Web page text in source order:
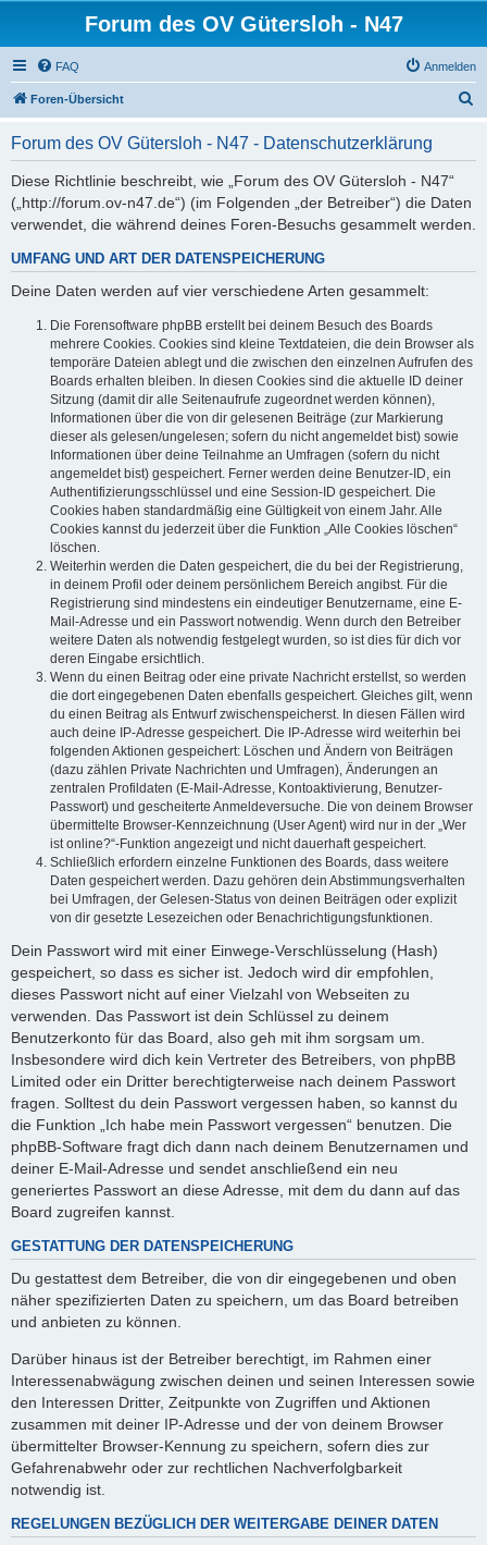
Forum des OV Gütersloh - N47
FAQ Anmelden
Foren-Übersicht
Forum des OV Gütersloh - N47 - Datenschutzerklärung
Diese Richtlinie beschreibt, wie „Forum des OV Gütersloh - N47“
(„http://forum.ov-n47.de“) (im Folgenden „der Betreiber“) die Daten
verwendet, die während deines Foren-Besuchs gesammelt werden.
UMFANG UND ART DER DATENSPEICHERUNG
Deine Daten werden auf vier verschiedene Arten gesammelt:
Die Forensoftware phpBB erstellt bei deinem Besuch des Boards
mehrere Cookies. Cookies sind kleine Textdateien, die dein Browser als
temporäre Dateien ablegt und die zwischen den einzelnen Aufrufen des
Boards erhalten bleiben. In diesen Cookies sind die aktuelle ID deiner
Sitzung (damit dir alle Seitenaufrufe zugeordnet werden können),
Informationen über die von dir gelesenen Beiträge (zur Markierung
dieser als gelesen/ungelesen; sofern du nicht angemeldet bist) sowie
Informationen über deine Teilnahme an Umfragen (sofern du nicht
angemeldet bist) gespeichert. Ferner werden deine Benutzer-ID, ein
Authentifizierungsschlüssel und eine Session-ID gespeichert. Die
Cookies haben standardmäßig eine Gültigkeit von einem Jahr. Alle
Cookies kannst du jederzeit über die Funktion „Alle Cookies löschen“
löschen.
Weiterhin werden die Daten gespeichert, die du bei der Registrierung,
in deinem Profil oder deinem persönlichem Bereich angibst. Für die
Registrierung sind mindestens ein eindeutiger Benutzername, eine E-
Mail-Adresse und ein Passwort notwendig. Wenn durch den Betreiber
weitere Daten als notwendig festgelegt wurden, so ist dies für dich vor
deren Eingabe ersichtlich.
Wenn du einen Beitrag oder eine private Nachricht erstellst, so werden
die dort eingegebenen Daten ebenfalls gespeichert. Gleiches gilt, wenn
du einen Beitrag als Entwurf zwischenspeicherst. In diesen Fällen wird
auch deine IP-Adresse gespeichert. Die IP-Adresse wird weiterhin bei
folgenden Aktionen gespeichert: Löschen und Ändern von Beiträgen
(dazu zählen Private Nachrichten und Umfragen), Änderungen an
zentralen Profildaten (E-Mail-Adresse, Kontoaktivierung, Benutzer-
Passwort) und gescheiterte Anmeldeversuche. Die von deinem Browser
übermittelte Browser-Kennzeichnung (User Agent) wird nur in der „Wer
ist online?“-Funktion angezeigt und nicht dauerhaft gespeichert.
Schließlich erfordern einzelne Funktionen des Boards, dass weitere
Daten gespeichert werden. Dazu gehören dein Abstimmungsverhalten
bei Umfragen, der Gelesen-Status von deinen Beiträgen oder explizit
von dir gesetzte Lesezeichen oder Benachrichtigungsfunktionen.
Dein Passwort wird mit einer Einwege-Verschlüsselung (Hash)
gespeichert, so dass es sicher ist. Jedoch wird dir empfohlen,
dieses Passwort nicht auf einer Vielzahl von Webseiten zu
verwenden. Das Passwort ist dein Schlüssel zu deinem
Benutzerkonto für das Board, also geh mit ihm sorgsam um.
Insbesondere wird dich kein Vertreter des Betreibers, von phpBB
Limited oder ein Dritter berechtigterweise nach deinem Passwort
fragen. Solltest du dein Passwort vergessen haben, so kannst du
die Funktion „Ich habe mein Passwort vergessen“ benutzen. Die
phpBB-Software fragt dich dann nach deinem Benutzernamen und
deiner E-Mail-Adresse und sendet anschließend ein neu
generiertes Passwort an diese Adresse, mit dem du dann auf das
Board zugreifen kannst.
GESTATTUNG DER DATENSPEICHERUNG
Du gestattest dem Betreiber, die von dir eingegebenen und oben
näher spezifizierten Daten zu speichern, um das Board betreiben
und anbieten zu können.
Darüber hinaus ist der Betreiber berechtigt, im Rahmen einer
Interessenabwägung zwischen deinen und seinen Interessen sowie
den Interessen Dritter, Zeitpunkte von Zugriffen und Aktionen
zusammen mit deiner IP-Adresse und der von deinem Browser
übermittelter Browser-Kennung zu speichern, sofern dies zur
Gefahrenabwehr oder zur rechtlichen Nachverfolgbarkeit
notwendig ist.
REGELUNGEN BEZÜGLICH DER WEITERGABE DEINER DATEN